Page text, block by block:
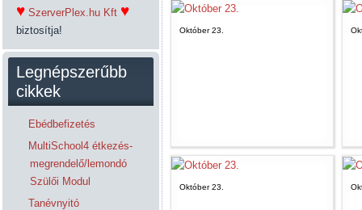
♥ SzerverPlex.hu Kft ♥
biztosítja!
Legnépszerűbb
cikkek
Ebédbefizetés
MultiSchool4 étkezés-
megrendelő/lemondó
Szülői Modul
Tanévnyitó
Október 23.
Október 23.